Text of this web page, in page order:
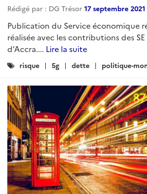
Rédigé par : DG Trésor 17 septembre 2021
Publication du Service économique
réalisée avec les contributions des
d’Accra.... Lire la suite
Catégories
risque 5g dette politique-